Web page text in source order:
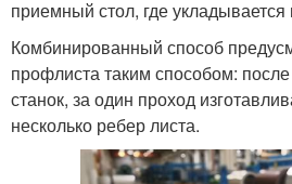
приемный стол, где укладывается
Комбинированный способ
профлиста таким способом:
станок, за один проход
несколько ребер листа.